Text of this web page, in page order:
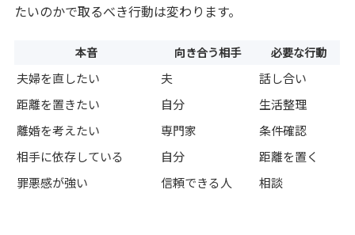
たいのかで取るべき行動は変わります。
本音 向き合う相手 必要な行動
夫婦を直したい 夫
話し合い
距離を置きたい
自分
生活整理
離婚を考えたい
専門家
条件確認
相手に依存している
自分
距離を置く
罪悪感が強い
信頼できる人 相談